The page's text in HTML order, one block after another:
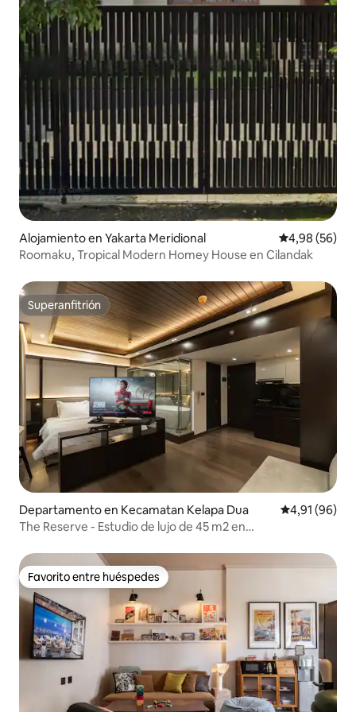
Alojamiento en Yakarta Meridional Calificación
4,98 (56)
Roomaku, Tropical Modern Homey House en Cilandak
Superanfitrión
Superanfitrión
Departamento en Kecamatan Kelapa Dua Calificación
4,91 (96)
The Reserve - Estudio de lujo de 45 m2 en
Favorito entre huéspedes
Favorito entre huéspedes